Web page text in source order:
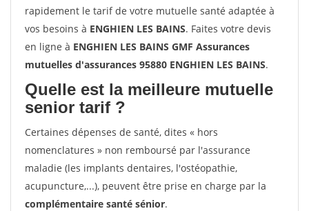
rapidement le tarif de votre mutuelle santé adaptée à
vos besoins à ENGHIEN LES BAINS. Faites votre devis
en ligne à ENGHIEN LES BAINS GMF Assurances
mutuelles d'assurances 95880 ENGHIEN LES BAINS.
Quelle est la meilleure mutuelle
senior tarif ?
Certaines dépenses de santé, dites « hors
nomenclatures » non remboursé par l'assurance
maladie (les implants dentaires, l'ostéopathie,
acupuncture,...), peuvent être prise en charge par la
complémentaire santé sénior.